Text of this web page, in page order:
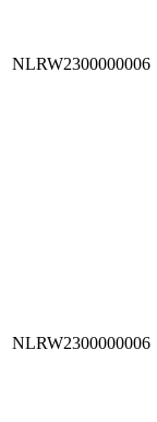
NLRW2300000006
NLRW2300000006